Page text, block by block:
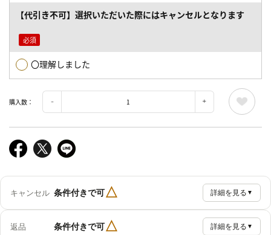
【代引き不可】選択いただいた際にはキャンセルとなります
〇理解しました
購入数：
キャンセル 条件付きで可△ 詳細を見る ▼
返品 条件付きで可△ 詳細を見る ▼